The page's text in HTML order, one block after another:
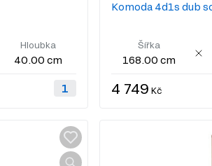
Hloubka
40.00 cm
Komoda 4d1s dub
Šířka
168.00 cm
4 749 Kč